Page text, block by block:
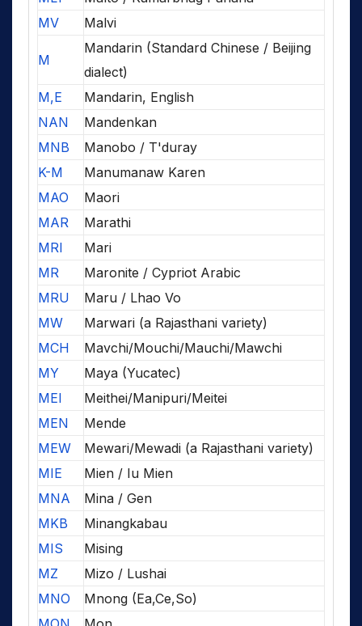
MV
Malvi
M
Mandarin (Standard Chinese / Beijing
dialect)
M,E
Mandarin, English
NAN
Mandenkan
MNB
Manobo / T'duray
K-M
Manumanaw Karen
MAO
Maori
MAR
Marathi
MRI
Mari
MR
Maronite / Cypriot Arabic
MRU
Maru / Lhao Vo
MW
Marwari (a Rajasthani variety)
MCH
Mavchi/Mouchi/Mauchi/Mawchi
MY
Maya (Yucatec)
MEI
Meithei/Manipuri/Meitei
MEN
Mende
MEW
Mewari/Mewadi (a Rajasthani variety)
MIE
Mien / Iu Mien
MNA
Mina / Gen
MKB
Minangkabau
MIS
Mising
MZ
Mizo / Lushai
MNO
Mnong (Ea,Ce,So)